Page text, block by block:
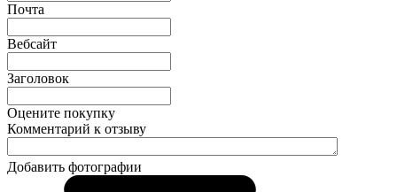
Почта
Вебсайт
Заголовок
Оцените покупку
Комментарий к отзыву
Добавить фотографии